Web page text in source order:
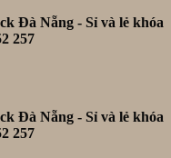
Đà Nẵng - Sỉ và lẻ khóa
257
Đà Nẵng - Sỉ và lẻ khóa
257